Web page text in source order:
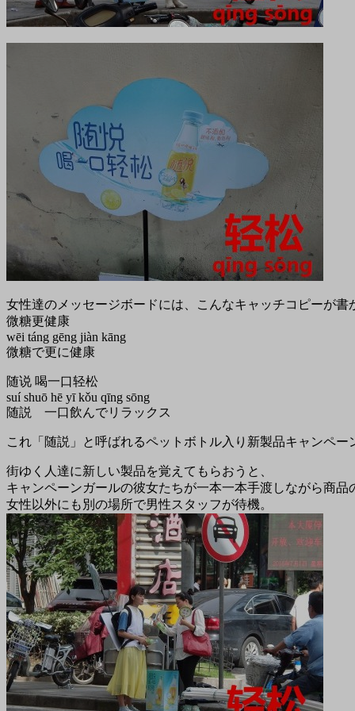
女性達のメッセージボードには、こんなキャッチコピーが書
微糖更健康
wēi táng gēng jiàn kāng
微糖で更に健康
随说 喝一口轻松
suí shuō hē yī kǒu qīng sōng
随説 一口飲んでリラックス
これ「随説」と呼ばれるペットボトル入り新製品キャンペー
街ゆく人達に新しい製品を覚えてもらおうと、
キャンペーンガールの彼女たちが一本一本手渡しながら商品
女性以外にも別の場所で男性スタッフが待機。